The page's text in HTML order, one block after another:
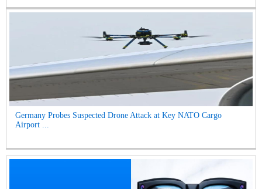
Germany Probes Suspected Drone Attack at Key NATO Cargo
Airport ...